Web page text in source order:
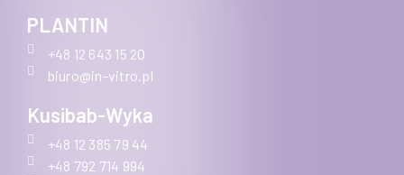
PLANTIN
+48 12 643 15 20
biuro@in-vitro.pl
Kusibab-Wyka
+48 12 385 79 44
+48 792 714 994